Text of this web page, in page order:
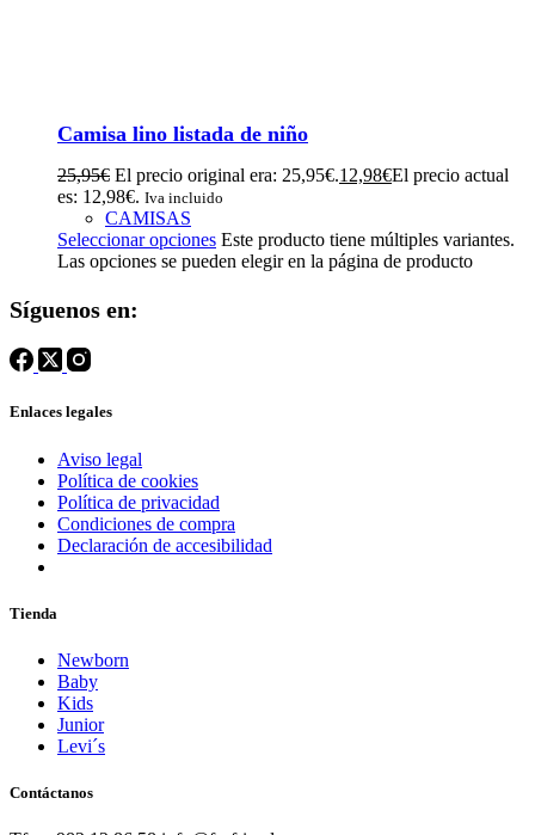
Camisa lino listada de niño
25,95€ El precio original era: 25,95€.12,98€El precio actual
es: 12,98€. Iva incluido
CAMISAS
Seleccionar opciones Este producto tiene múltiples variantes.
Las opciones se pueden elegir en la página de producto
Síguenos en:
Enlaces legales
Aviso legal
Política de cookies
Política de privacidad
Condiciones de compra
Declaración de accesibilidad
Tienda
Newborn
Baby
Kids
Junior
Levi´s
Contáctanos